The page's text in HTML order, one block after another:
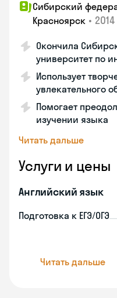
Сибирский
Красноярск • 2014
Окончила
университет по
Использует
увлекательного
Помогает
изучении языка
Читать дальше
Услуги и цены
Английский язык
Подготовка к ЕГЭ/ОГЭ
Читать дальше